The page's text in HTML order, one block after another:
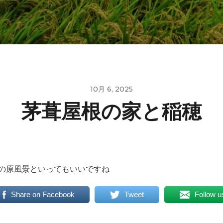
10月 6, 2025
茅葺屋根の家と稲穂
原風景といってもいいですね
Share on Facebook Tweet Follow